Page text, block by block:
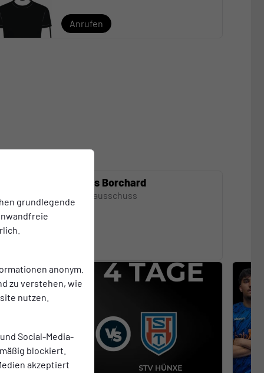
grundlegende
anonym.
zu verstehen, wie
nutzen.
Social-Media-
blockiert.
akzeptiert
Anrufen
Thomas Borchard
Jugendausschuss